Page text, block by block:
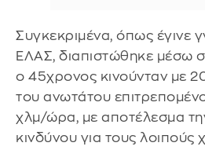
Συγκεκριμένα, όπως έγινε
ΕΛΑΣ, διαπιστώθηκε μέσω
ο 45χρονος κινούνταν με
του ανωτάτου
χλμ/ώρα, με αποτέλεσμα
κινδύνου για τους λοιπούς